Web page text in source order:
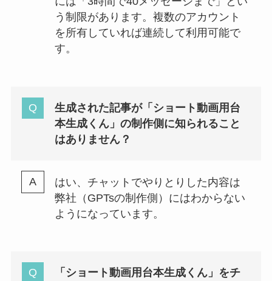
う制限があります。複数のアカウント
を所有していれば連続して利用可能で
す。
生成された記事が「 ショート動画用台
本生成くん」の制作側に知られること
はありません？
はい、チャットでやりとりした内容は
弊社（GPTsの制作側）にはわからない
ようになっています。
「 ショート動画用台本生成くん」をチ